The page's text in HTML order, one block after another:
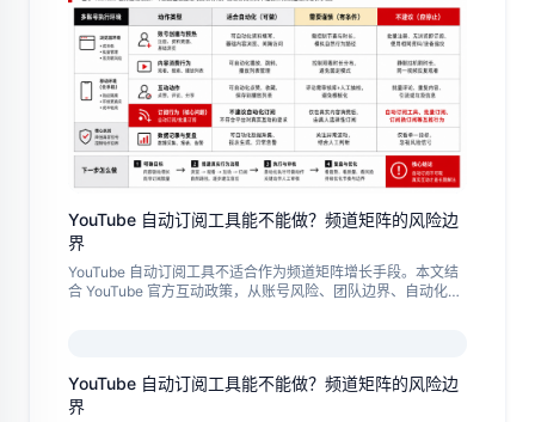
YouTube 自动订阅工具能不能做？频道矩阵的风险边
界
YouTube 自动订阅工具不适合作为频道矩阵增长手段。本文结
合 YouTube 官方互动政策，从账号风险、团队边界、自动化替
YouTube 自动订阅工具能不能做？频道矩阵的风险边
界